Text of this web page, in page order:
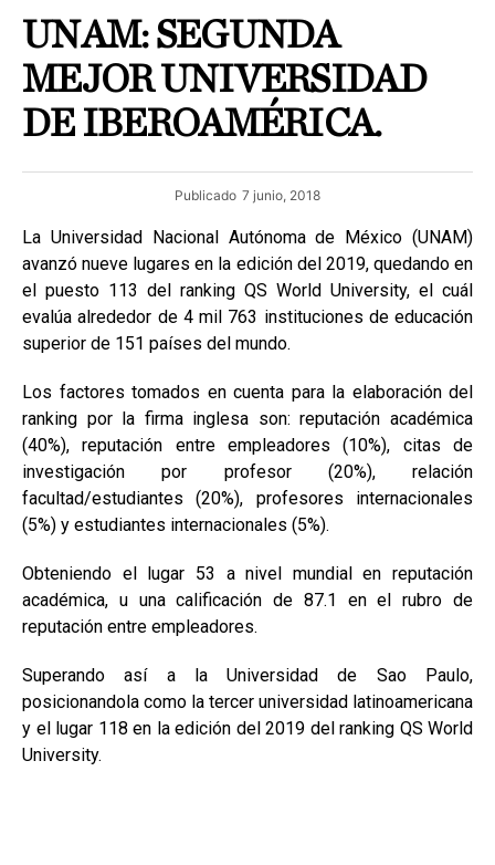
UNAM: SEGUNDA
MEJOR UNIVERSIDAD
DE IBEROAMÉRICA.
Publicado 7 junio, 2018
La Universidad Nacional Autónoma de México (UNAM)
avanzó nueve lugares en la edición del 2019, quedando en
el puesto 113 del ranking QS World University, el cuál
evalúa alrededor de 4 mil 763 instituciones de educación
superior de 151 países del mundo.
Los factores tomados en cuenta para la elaboración del
ranking por la firma inglesa son: reputación académica
(40%), reputación entre empleadores (10%), citas de
investigación por profesor (20%), relación
facultad/estudiantes (20%), profesores internacionales
(5%) y estudiantes internacionales (5%).
Obteniendo el lugar 53 a nivel mundial en reputación
académica, u una calificación de 87.1 en el rubro de
reputación entre empleadores.
Superando así a la Universidad de Sao Paulo,
posicionandola como la tercer universidad latinoamericana
y el lugar 118 en la edición del 2019 del ranking QS World
University.